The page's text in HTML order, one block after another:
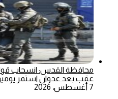
محافظة القدس: انسحاب
عقب بعد عدوان استمر
7 أغسطس، 2026